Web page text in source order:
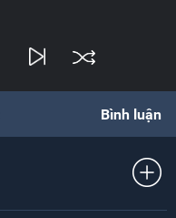
Bình luận